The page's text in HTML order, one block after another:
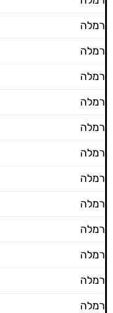
רמלה
רמלה
רמלה
רמלה
רמלה
רמלה
רמלה
רמלה
רמלה
רמלה
רמלה
רמלה